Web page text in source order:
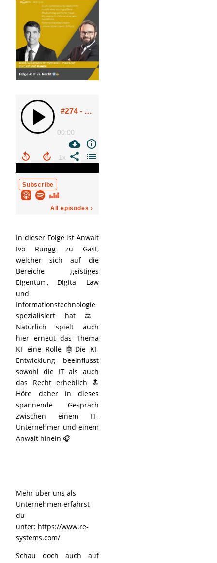
In dieser Folge ist Anwalt
Ivo Rungg zu Gast,
welcher sich auf die
Bereiche geistiges
Eigentum, Digital Law
und
Informationstechnologie
spezialisiert hat ⚖️
Natürlich spielt auch
hier erneut das Thema
KI eine Rolle 🤖Die KI-
Entwicklung beeinflusst
sowohl die IT als auch
das Recht erheblich 🔝
Höre daher in dieses
spannende Gespräch
zwischen einem IT-
Unternehmer und einem
Anwalt hinein 🎧
Mehr über uns als
Unternehmen erfährst
du
unter: https://www.re-
systems.com/
Schau doch auch auf